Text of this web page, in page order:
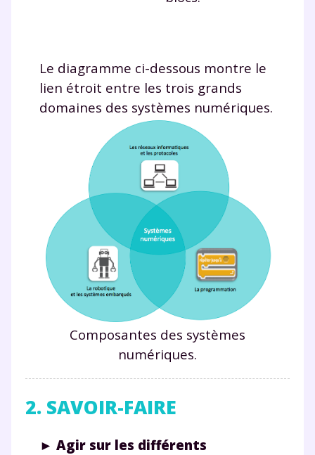
Le diagramme ci-dessous montre le
lien étroit entre les trois grands
domaines des systèmes numériques.
Composantes des systèmes
numériques.
2. SAVOIR-FAIRE
► Agir sur les différents